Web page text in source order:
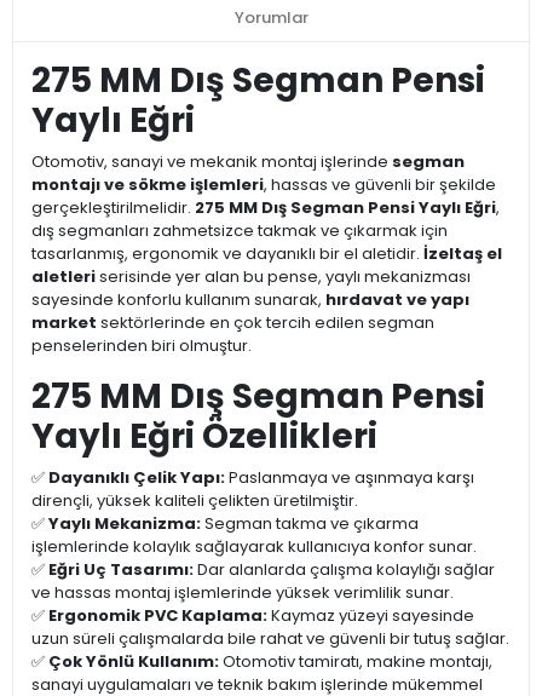
Yorumlar
275 MM Dış Segman Pensi
Yaylı Eğri
Otomotiv, sanayi ve mekanik montaj işlerinde segman
montajı ve sökme işlemleri, hassas ve güvenli bir şekilde
gerçekleştirilmelidir. 275 MM Dış Segman Pensi Yaylı Eğri,
dış segmanları zahmetsizce takmak ve çıkarmak için
tasarlanmış, ergonomik ve dayanıklı bir el aletidir. İzeltaş el
aletleriserisinde yer alan bu pense, yaylı mekanizması
sayesinde konforlu kullanım sunarak, hırdavat ve yapı
market sektörlerinde en çok tercih edilen segman
penselerinden biri olmuştur.
275 MM Dış Segman Pensi
Yaylı Eğri Özellikleri
✅ Dayanıklı Çelik Yapı:Paslanmaya ve aşınmaya karşı
dirençli, yüksek kaliteli çelikten üretilmiştir.
✅Yaylı Mekanizma:Segman takma ve çıkarma
işlemlerinde kolaylık sağlayarak kullanıcıya konfor sunar.
✅ Eğri Uç Tasarımı:Dar alanlarda çalışma kolaylığı sağlar
ve hassas montaj işlemlerinde yüksek verimlilik sunar.
✅ Ergonomik PVC Kaplama:Kaymaz yüzeyi sayesinde
uzun süreli çalışmalarda bile rahat ve güvenli bir tutuş sağlar.
✅ Çok Yönlü Kullanım:Otomotiv tamiratı, makine montajı,
sanayi uygulamaları ve teknik bakım işlerinde mükemmel